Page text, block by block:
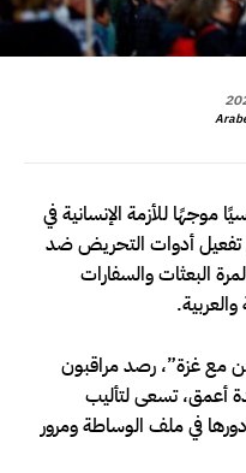
للأزمة الإنسانية في
تفعيل أدوات التحريض ضد
البعثات والسفارات
مع غزة”، رصد مراقبون
أعمق، تسعى لتأليب
في ملف الوساطة ومرور